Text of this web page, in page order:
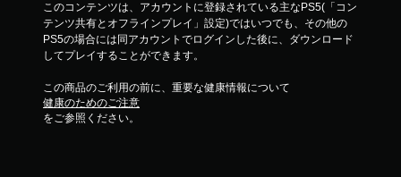
このコンテンツは、アカウントに登録されている主なPS5(「コン
テンツ共有とオフラインプレイ」設定)ではいつでも、その他の
PS5の場合には同アカウントでログインした後に、ダウンロード
してプレイすることができます。
この商品のご利用の前に、重要な健康情報について
健康のためのご注意
をご参照ください。